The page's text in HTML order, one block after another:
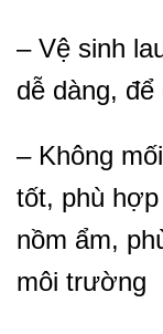
– Vệ sinh
dễ dàng,
– Không
tốt, phù
nồm ẩm,
môi trường